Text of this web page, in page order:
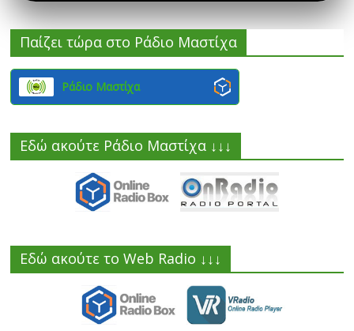
Παίζει τώρα στο Ράδιο Μαστίχα
Ράδιο Μαστίχα
Εδώ ακούτε Ράδιο Μαστίχα ↓↓↓
Εδώ ακούτε το Web Radio ↓↓↓